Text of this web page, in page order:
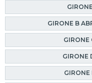
GIRONE B
GIRONE
GIRONE
GIRONE